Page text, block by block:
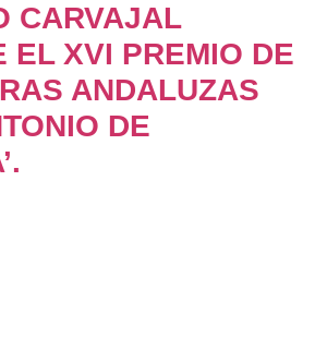
CARVAJAL
EL XVI PREMIO DE
ANDALUZAS
DE